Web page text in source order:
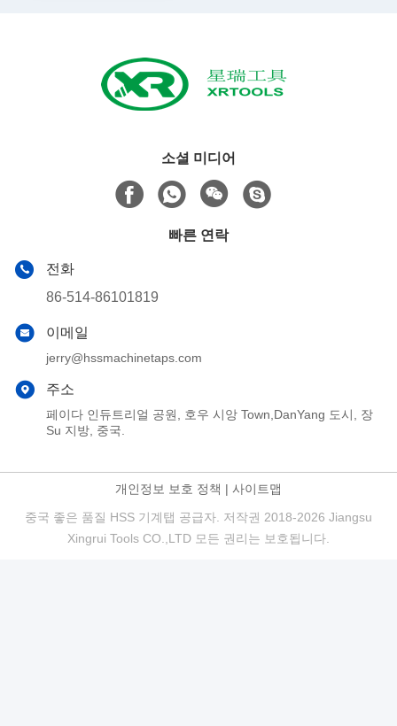
소셜 미디어
빠른 연락
전화
86-514-86101819
이메일
jerry@hssmachinetaps.com
주소
페이다 인듀트리얼 공원, 호우 시앙 Town,DanYang 도시, 장
Su 지방, 중국.
개인정보 보호 정책 | 사이트맵
중국 좋은 품질 HSS 기계탭 공급자. 저작권 2018-2026 Jiangsu
Xingrui Tools CO.,LTD 모든 권리는 보호됩니다.